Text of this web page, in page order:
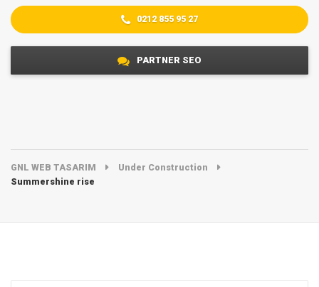
PARTNER SEO
0212 855 95 27
GNL WEB TASARIM
Under Construction
Summershine rise